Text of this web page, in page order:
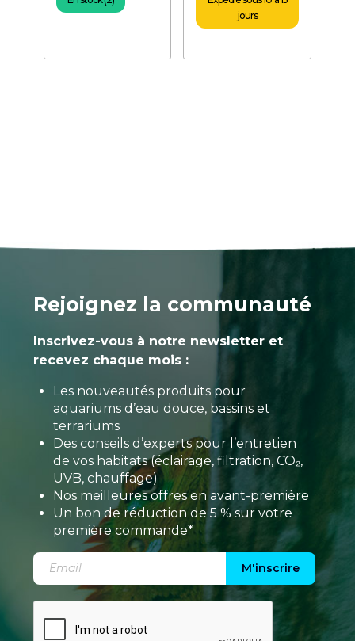
jours
Rejoignez la communauté
Inscrivez-vous à notre newsletter et
recevez chaque mois :
Les nouveautés produits pour
aquariums d’eau douce, bassins et
terrariums
Des conseils d’experts pour l’entretien
de vos habitats (éclairage, filtration, CO₂,
UVB, chauffage)
Nos meilleures offres en avant-première
Un bon de réduction de 5 % sur votre
première commande*
M'inscrire